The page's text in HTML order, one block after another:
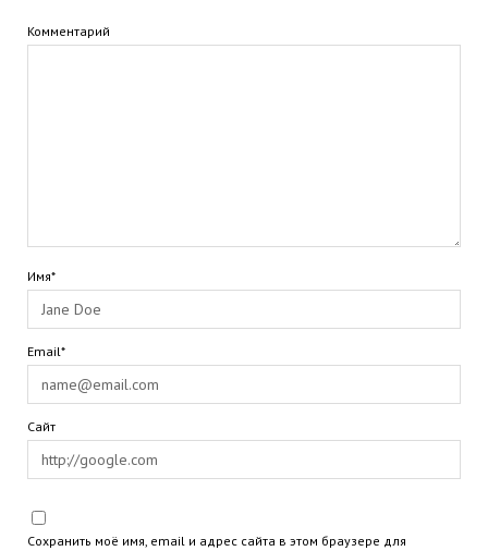
Комментарий
Имя*
Email*
Сайт
Сохранить моё имя, email и адрес сайта в этом браузере для